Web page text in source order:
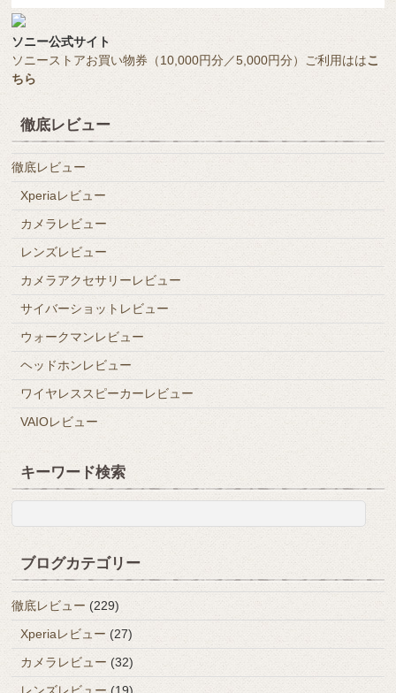
ソニー公式サイト
ソニーストアお買い物券（10,000円分／5,000円分）ご利用ははこ
ちら
徹底レビュー
徹底レビュー
Xperiaレビュー
カメラレビュー
レンズレビュー
カメラアクセサリーレビュー
サイバーショットレビュー
ウォークマンレビュー
ヘッドホンレビュー
ワイヤレススピーカーレビュー
VAIOレビュー
キーワード検索
ブログカテゴリー
徹底レビュー (229)
Xperiaレビュー (27)
カメラレビュー (32)